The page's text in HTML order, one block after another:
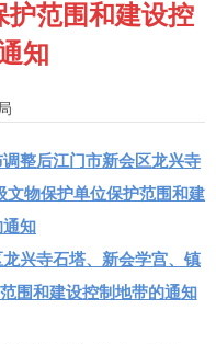
护范围和建设控
知
整后江门市新会区龙兴寺
文物保护单位保护范围和建
知
兴寺石塔、新会学宫、镇
围和建设控制地带的通知